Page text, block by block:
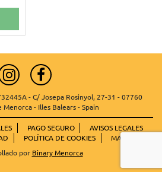
- C/ Josepa Rosinyol, 27-31 - 07760
Menorca - Illes Balears - Spain
PAGO SEGURO
AVISOS LEGALES
POLÍTICA DE COOKIES
MAPA WEB
por Binary Menorca